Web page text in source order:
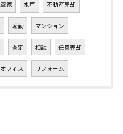
空家 水戸 不動産売却
転勤 マンション
査定 相談 任意売却
オフィス リフォーム